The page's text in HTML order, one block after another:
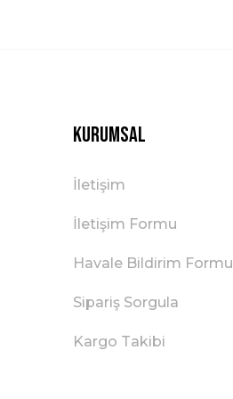
Kurumsal
İletişim
İletişim Formu
Havale Bildirim Formu
Sipariş Sorgula
Kargo Takibi